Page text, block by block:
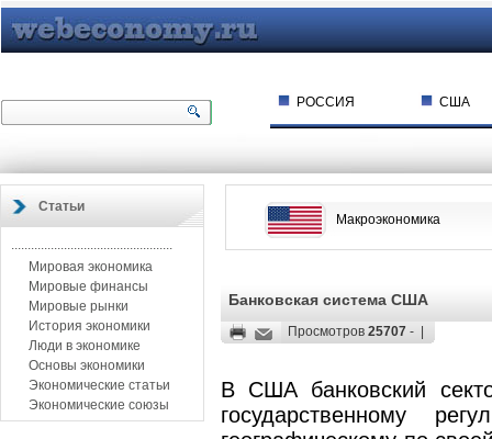
РОССИЯ США
Статьи
.................................................
Мировая экономика
Мировые финансы
Мировые рынки
История экономики
Люди в экономике
Основы экономики
Экономические статьи
Экономические союзы
Макроэкономика
Банковская система США
Просмотров 25707 - |
В США банковский
государственному